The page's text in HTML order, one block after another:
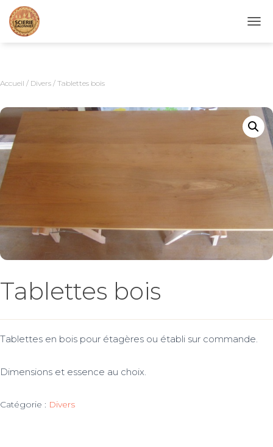
A
N
A
A
O
Accueil / Divers / Tablettes bois
Tablettes bois
Tablettes en bois pour étagères ou établi sur commande.
Dimensions et essence au choix.
Catégorie : Divers